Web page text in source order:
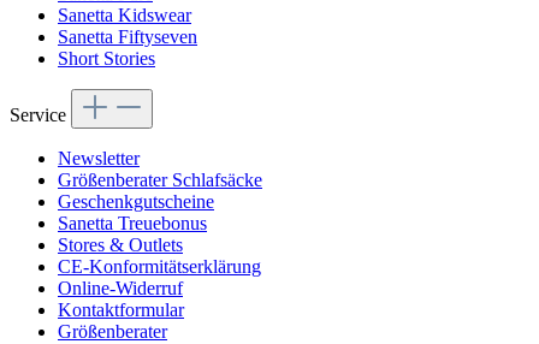
Sanetta Kidswear
Sanetta Fiftyseven
Short Stories
Service
Newsletter
Größenberater Schlafsäcke
Geschenkgutscheine
Sanetta Treuebonus
Stores & Outlets
CE-Konformitätserklärung
Online-Widerruf
Kontaktformular
Größenberater